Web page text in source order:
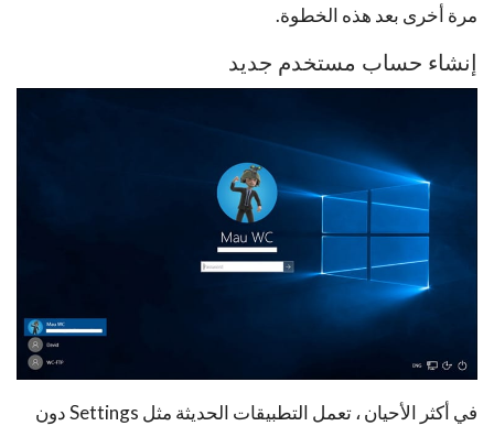
مرة أخرى بعد هذه الخطوة.
إنشاء حساب مستخدم جديد
في أكثر الأحيان ، تعمل التطبيقات الحديثة مثل Settings دون